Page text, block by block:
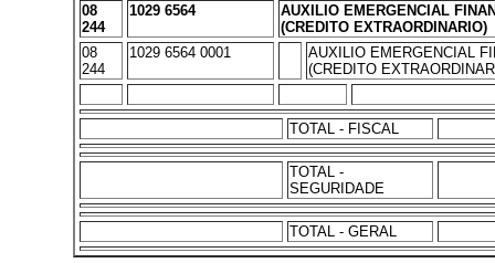
08
244
1029 6564
AUXILIO EMERGENCIAL
(CREDITO EXTRAORDINARIO)
08
244
1029 6564 0001
AUXILIO EMERGENCIAL
(CREDITO
TOTAL - FISCAL
TOTAL -
SEGURIDADE
TOTAL - GERAL